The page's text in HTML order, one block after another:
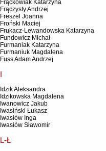
Frąckowiak Katarzyna
Frączysty Andrzej
Freszel Joanna
Froński Maciej
Frukacz-Lewandowska Katarzyna
Fundowicz Michał
Furmaniak Katarzyna
Furmaniuk Magdalena
Fuss Adam Andrzej
I
Idzik Aleksandra
Idzikowska Magdalena
Iwanowicz Jakub
Iwasiński Łukasz
Iwasiów Inga
Iwasiów Sławomir
L-Ł